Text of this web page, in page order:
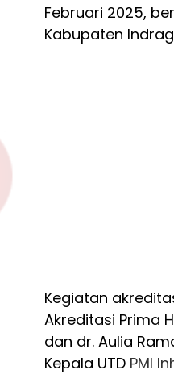
Februari 2025,
Kabupaten
Kegiatan
Akreditasi Prima
dan dr. Aulia
Kepala UTD PMI